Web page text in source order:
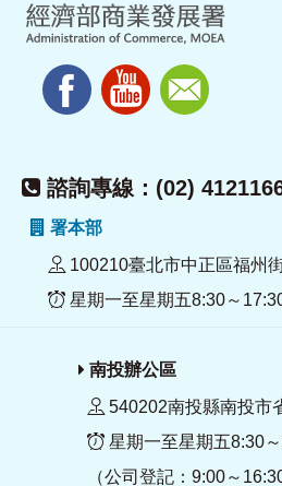
諮詢專線：(02)
署本部
100210臺北市中正區福州
星期一至星期五8:30～
南投辦公區
540202南投縣南投市
星期一至星期五8:30
（公司登記：9:00～